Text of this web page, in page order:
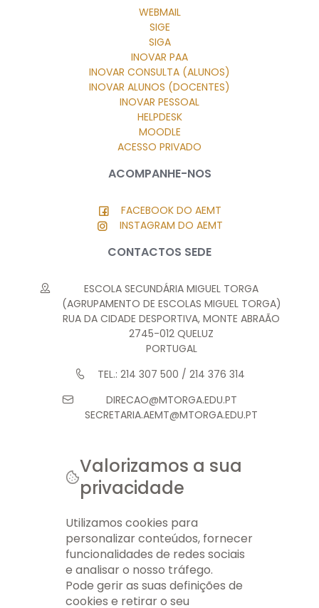
WEBMAIL
SIGE
SIGA
INOVAR PAA
INOVAR CONSULTA (ALUNOS)
INOVAR ALUNOS (DOCENTES)
INOVAR PESSOAL
HELPDESK
MOODLE
ACESSO PRIVADO
ACOMPANHE-NOS
FACEBOOK DO AEMT
INSTAGRAM DO AEMT
CONTACTOS SEDE
ESCOLA SECUNDÁRIA MIGUEL TORGA
(AGRUPAMENTO DE ESCOLAS MIGUEL TORGA)
RUA DA CIDADE DESPORTIVA, MONTE ABRAÃO
2745-012 QUELUZ
PORTUGAL
TEL.: 214 307 500 / 214 376 314
DIRECAO@MTORGA.EDU.PT
SECRETARIA.AEMT@MTORGA.EDU.PT
© 2026 AEMT. TODOS OS DIREITOS RESERVADOS.
FICHA TÉCNICA
Valorizamos a sua
privacidade
Utilizamos cookies para
personalizar conteúdos, fornecer
funcionalidades de redes sociais
e analisar o nosso tráfego.
Pode gerir as suas definições de
cookies e retirar o seu